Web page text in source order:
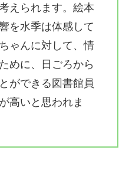
えられます。絵本
を水季は体感して
ゃんに対して、情
めに、日ごろから
ができる図書館員
高いと思われま